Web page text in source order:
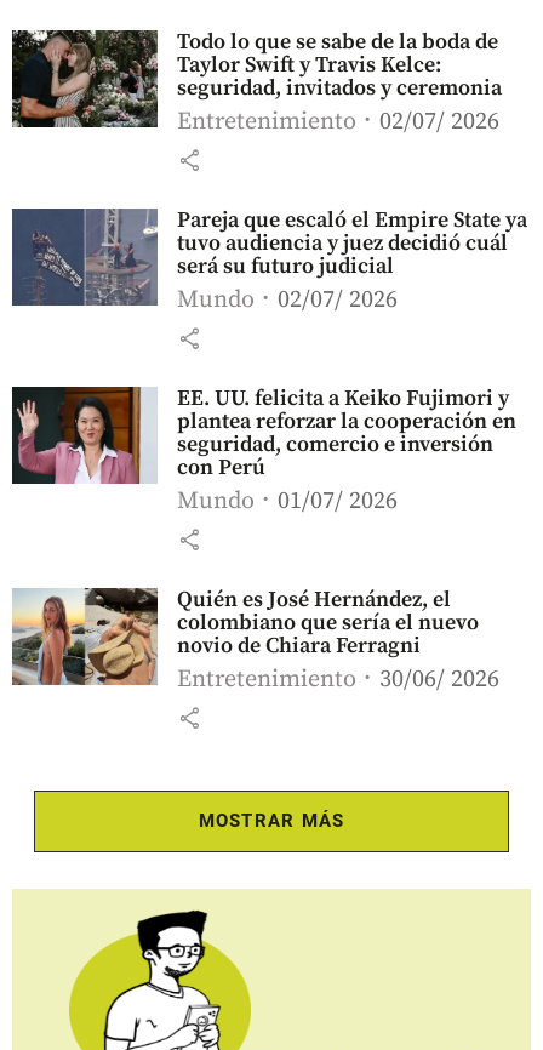
Todo lo que se sabe de la boda de
Taylor Swift y Travis Kelce:
seguridad, invitados y ceremonia
Entretenimiento 02/07/ 2026
share
Pareja que escaló el Empire State ya
tuvo audiencia y juez decidió cuál
será su futuro judicial
Mundo 02/07/ 2026
share
EE. UU. felicita a Keiko Fujimori y
plantea reforzar la cooperación en
seguridad, comercio e inversión
con Perú
Mundo 01/07/ 2026
share
Quién es José Hernández, el
colombiano que sería el nuevo
novio de Chiara Ferragni
Entretenimiento 30/06/ 2026
share
MOSTRAR MÁS